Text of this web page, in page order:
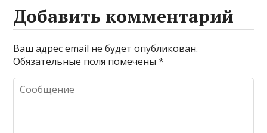
Добавить комментарий
Ваш адрес email не будет опубликован.
Обязательные поля помечены*